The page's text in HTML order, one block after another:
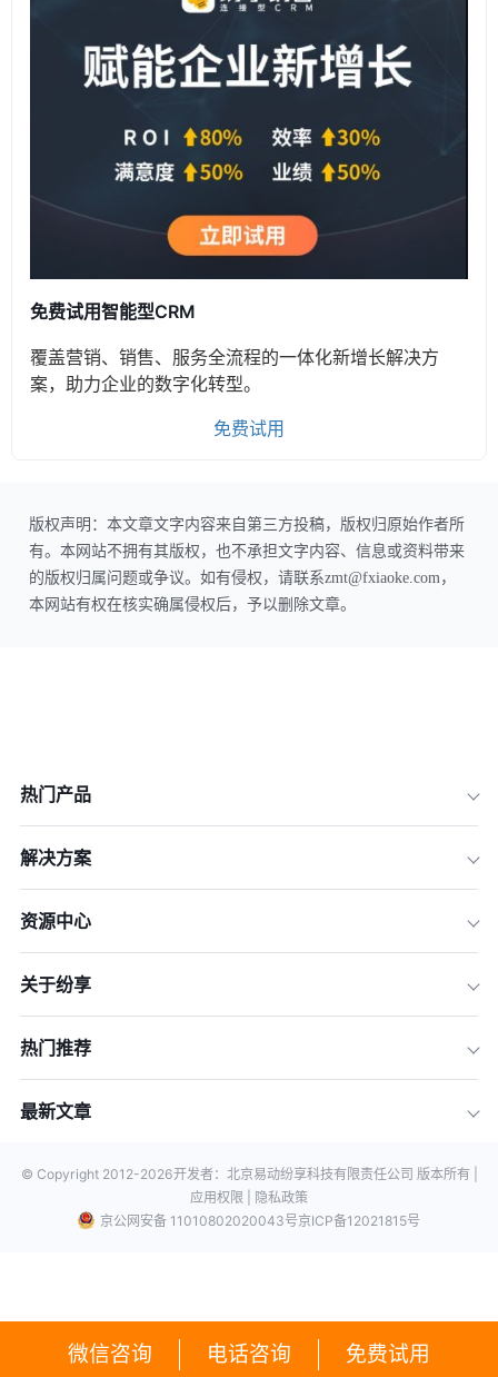
微信咨询 电话咨询 免费试用
免费试用智能型CRM
覆盖营销、销售、服务全流程的一体化新增长解决方
案，助力企业的数字化转型。
免费试用
版权声明：本文章文字内容来自第三方投稿，版权归原始作者所
有。本网站不拥有其版权，也不承担文字内容、信息或资料带来
的版权归属问题或争议。如有侵权，请联系zmt@fxiaoke.com，
本网站有权在核实确属侵权后，予以删除文章。
热门产品
解决方案
资源中心
关于纷享
热门推荐
最新文章
© Copyright 2012-2026开发者：北京易动纷享科技有限责任公司 版本所有 |
应用权限 |
隐私政策
京公网安备 11010802020043号京ICP备12021815号